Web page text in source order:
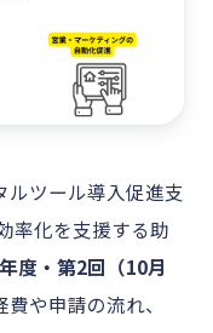
ルツール導入促進支
率化を支援する助
度・第2回（10月
や申請の流れ、